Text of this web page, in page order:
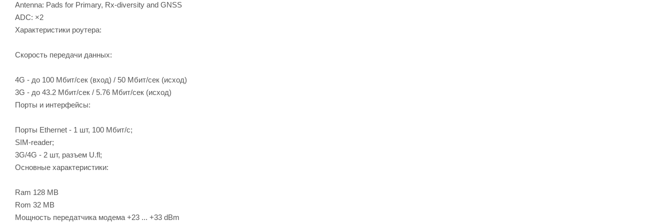
Antenna: Pads for Primary, Rx-diversity and GNSS
ADC: ×2
Характеристики роутера:
Скорость передачи данных:
4G - до 100 Мбит/сек (вход) / 50 Мбит/сек (исход)
3G - до 43.2 Мбит/сек / 5.76 Мбит/сек (исход)
Порты и интерфейсы:
Порты Ethernet - 1 шт, 100 Мбит/с;
SIM-reader;
3G/4G - 2 шт, разъем U.fl;
Основные характеристики:
Ram 128 MB
Rom 32 MB
Мощность передатчика модема +23 ... +33 dBm